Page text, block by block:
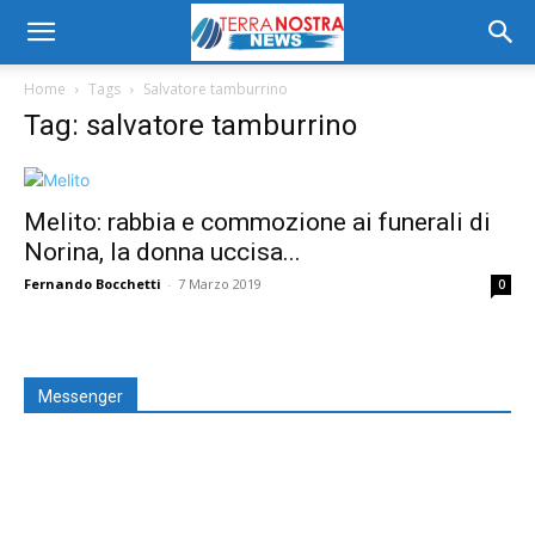
Home Tags Salvatore tamburrino
Tag: salvatore tamburrino
Melito: rabbia e commozione ai funerali di
Norina, la donna uccisa...
Fernando Bocchetti - 7 Marzo 2019 0
Messenger